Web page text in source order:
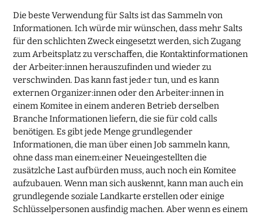
Die beste Verwendung für Salts ist das Sammeln von
Informationen. Ich würde mir wünschen, dass mehr Salts
für den schlichten Zweck eingesetzt werden, sich Zugang
zum Arbeitsplatz zu verschaffen, die Kontaktinformationen
der Arbeiter:innen herauszufinden und wieder zu
verschwinden. Das kann fast jede:r tun, und es kann
externen Organizer:innen oder den Arbeiter:innen in
einem Komitee in einem anderen Betrieb derselben
Branche Informationen liefern, die sie für cold calls
benötigen. Es gibt jede Menge grundlegender
Informationen, die man über einen Job sammeln kann,
ohne dass man einem:einer Neueingestellten die
zusätzlche Last aufbürden muss, auch noch ein Komitee
aufzubauen. Wenn man sich auskennt, kann man auch ein
grundlegende soziale Landkarte erstellen oder einige
Schlüsselpersonen ausfindig machen. Aber wenn es einem